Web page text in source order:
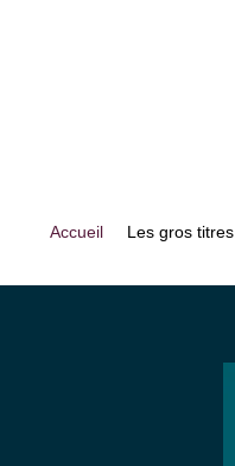
Accueil Les gros titres